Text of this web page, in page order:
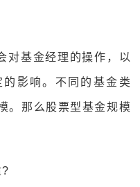
对基金经理的操作，以
影响。不同的基金类
。那么股票型基金规模